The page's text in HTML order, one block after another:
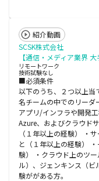
紹介動画
SCSK株式会社
【通信・メディア業界
リモートワーク
技術試験なし
■必須条件
以下のうち、２つ以上当
名チームの中でのリー
アプリ/インフラや開発
Azure、およびクラウド
（１年以上の経験） ・
と（１年以上の経験）
験） ・クラウド上のツ
ル）、ジェンキンス（ビ
験ががある方。